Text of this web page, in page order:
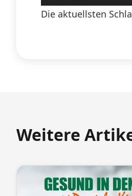
Player
Die aktuellsten
Weitere